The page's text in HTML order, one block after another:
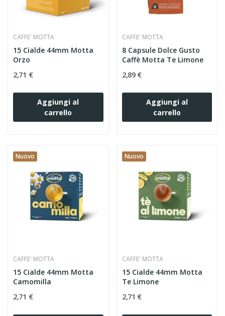
CAFFE' MOTTA
15 Cialde 44mm Motta
Orzo
2,71 €
Aggiungi al
carrello
CAFFE' MOTTA
8 Capsule Dolce Gusto
Caffè Motta Te Limone
2,89 €
Aggiungi al
carrello
Nuovo
CAFFE' MOTTA
15 Cialde 44mm Motta
Camomilla
2,71 €
Nuovo
CAFFE' MOTTA
15 Cialde 44mm Motta
Te Limone
2,71 €